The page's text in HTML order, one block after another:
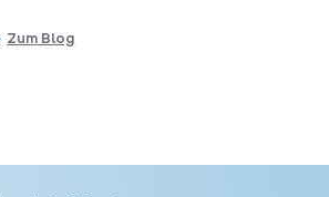
Zum Blog